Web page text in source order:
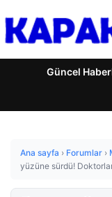
Güncel
Ana sayfa › Forumlar ›
yüzüne sürdü! Doktorlar